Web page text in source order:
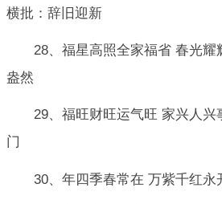
横批：辞旧迎新
28、福星高照全家福省 春光耀
盎然
29、福旺财旺运气旺 家兴人兴
门
30、年四季春常在 万紫千红永